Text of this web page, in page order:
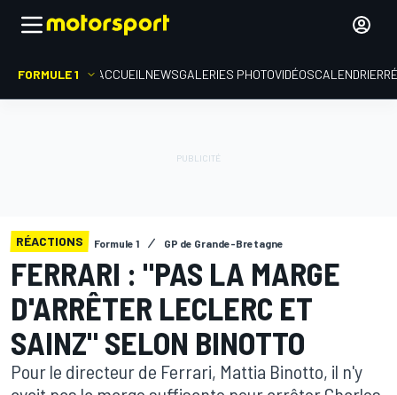
FORMULE 1 ACCUEIL NEWSGALERIES PHOTOVIDÉOSCALENDRIER
RÉACTIONS Formule 1 GP de Grande-Bretagne
FERRARI : "PAS LA MARGE
D'ARRÊTER LECLERC ET
SAINZ" SELON BINOTTO
Pour le directeur de Ferrari, Mattia Binotto, il n'y